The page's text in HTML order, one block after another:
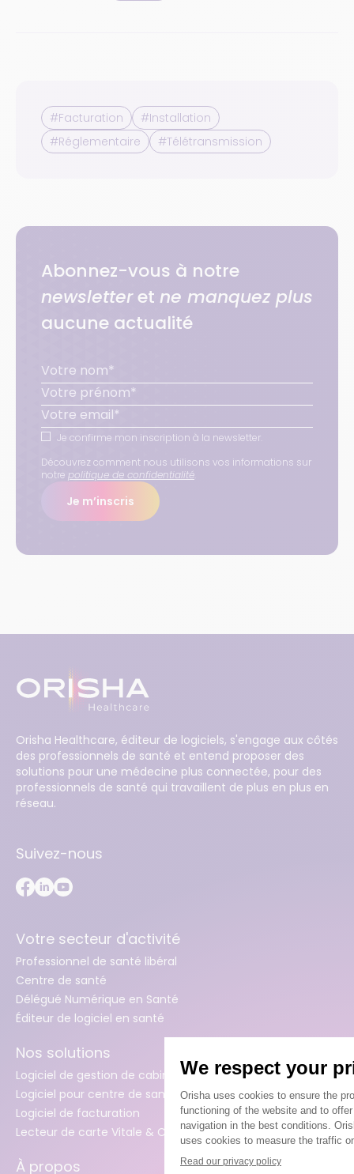
#Facturation
#Installation
#Réglementaire
#Télétransmission
Abonnez-vous à notre
newsletteret ne manquez plus
aucune actualité
Je confirme mon inscription à la newsletter.
Découvrez comment nous utilisons vos informations sur
notre politique de confidentialité
Je m’inscris
Orisha Healthcare, éditeur de logiciels, s'engage aux côtés
des professionnels de santé et entend proposer des
solutions pour une médecine plus connectée, pour des
professionnels de santé qui travaillent de plus en plus en
réseau.
Suivez-nous
Votre secteur d'activité
Professionnel de santé libéral
Centre de santé
Délégué Numérique en Santé
Éditeur de logiciel en santé
Nos solutions
Logiciel de gestion de cabinet
Logiciel pour centre de santé
Logiciel de facturation
Lecteur de carte Vitale & CB
À propos